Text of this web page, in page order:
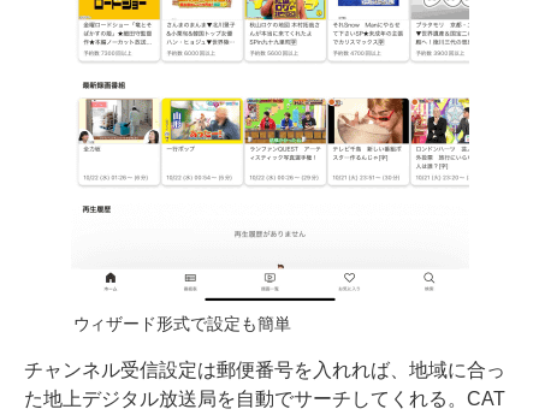
ウィザード形式で設定も簡単
チャンネル受信設定は郵便番号を入れれば、地域に合っ
た地上デジタル放送局を自動でサーチしてくれる。CAT